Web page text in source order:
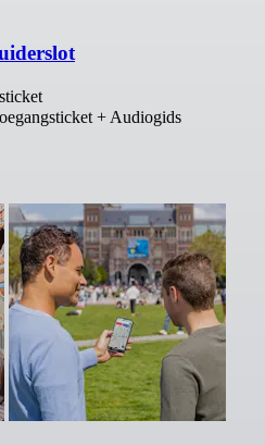
+ Audiogids